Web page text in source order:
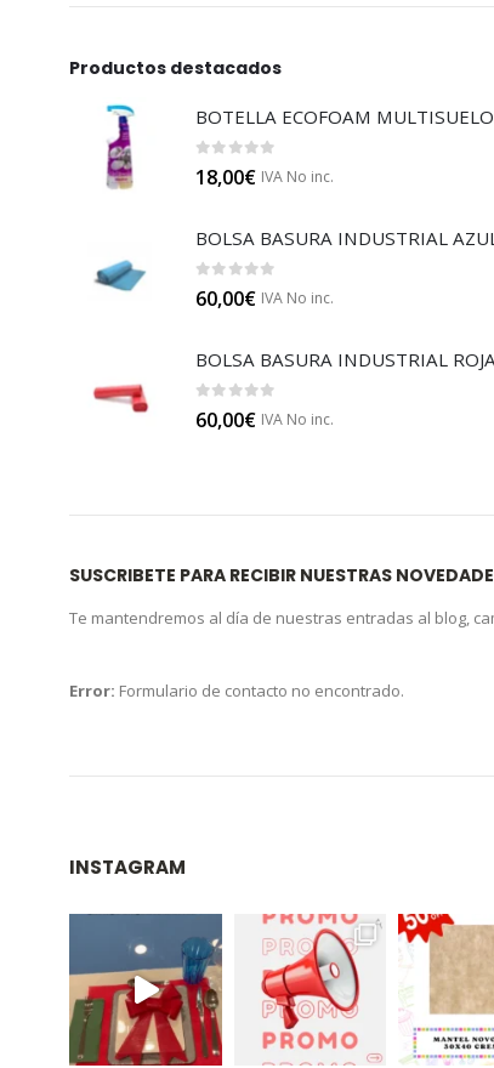
Productos destacados
0 out of 5
18,00€ IVA No inc.
0out of 5
60,00€ IVA No inc.
0out of 5
60,00€ IVA No inc.
SUSCRIBETE PARA RECIBIR NUESTRAS
Te mantendremos al día de nuestras entradas al blog,
Error: Formulario de contacto no encontrado.
INSTAGRAM